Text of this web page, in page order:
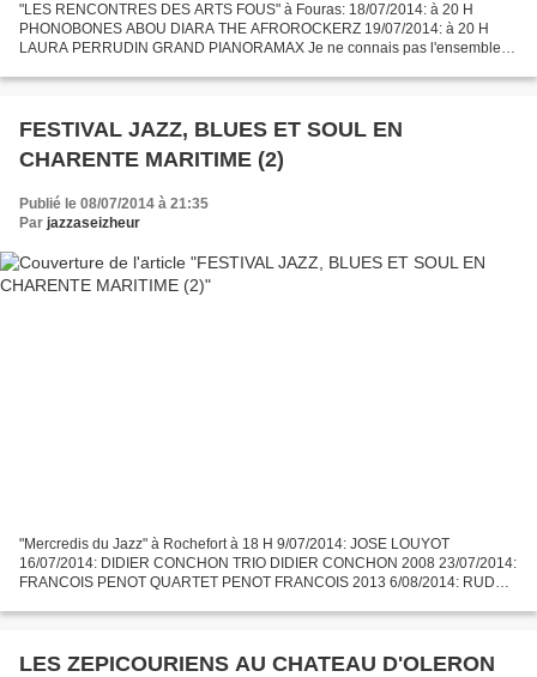
"LES RENCONTRES DES ARTS FOUS" à Fouras: 18/07/2014: à 20 H
PHONOBONES ABOU DIARA THE AFROROCKERZ 19/07/2014: à 20 H
LAURA PERRUDIN GRAND PIANORAMAX Je ne connais pas l'ensemble
FESTIVAL JAZZ, BLUES ET SOUL EN
CHARENTE MARITIME (2)
Publié le 08/07/2014 à 21:35
Par jazzaseizheur
"Mercredis du Jazz" à Rochefort à 18 H 9/07/2014: JOSE LOUYOT
16/07/2014: DIDIER CONCHON TRIO DIDIER CONCHON 2008 23/07/2014:
FRANCOIS PENOT QUARTET PENOT FRANCOIS 2013 6/08/2014: RUDY
20/08/2014:...
LES ZEPICOURIENS AU CHATEAU D'OLERON